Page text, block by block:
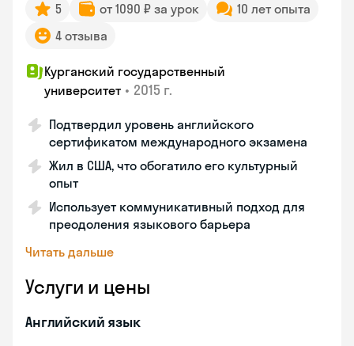
5 от 1090 ₽ за урок
10 лет опыта
4 отзыва
Курганский государственный
университет • 2015 г.
Подтвердил уровень английского
сертификатом международного экзамена
Жил в США, что обогатило его культурный
опыт
Использует коммуникативный подход для
преодоления языкового барьера
Читать дальше
Услуги и цены
Английский язык